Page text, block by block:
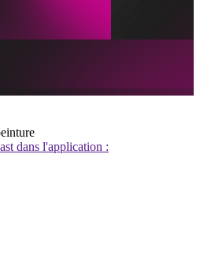
dans l'application :